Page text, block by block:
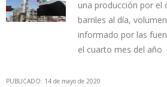
una producción por el
barriles al día,
informado por las
el cuarto mes del año
PUBLICADO: 14 de mayo de 2020